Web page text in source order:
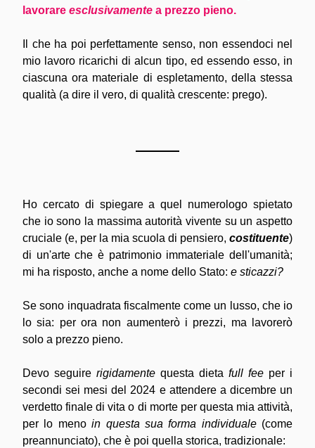
lavorare esclusivamente a prezzo pieno.
Il che ha poi perfettamente senso, non essendoci nel
mio lavoro ricarichi di alcun tipo, ed essendo esso, in
ciascuna ora materiale di espletamento, della stessa
qualità (a dire il vero, di qualità crescente: prego).
Ho cercato di spiegare a quel numerologo spietato
che io sono la massima autorità vivente su un aspetto
cruciale (e, per la mia scuola di pensiero, costituente)
di un'arte che è patrimonio immateriale dell'umanità;
mi ha risposto, anche a nome dello Stato: e sticazzi?
Se sono inquadrata fiscalmente come un lusso, che io
lo sia: per ora non aumenterò i prezzi, ma lavorerò
solo a prezzo pieno.
Devo seguire rigidamente questa dieta full fee per i
secondi sei mesi del 2024 e attendere a dicembre un
verdetto finale di vita o di morte per questa mia attività,
per lo meno in questa sua forma individuale (come
preannunciato), che è poi quella storica, tradizionale: